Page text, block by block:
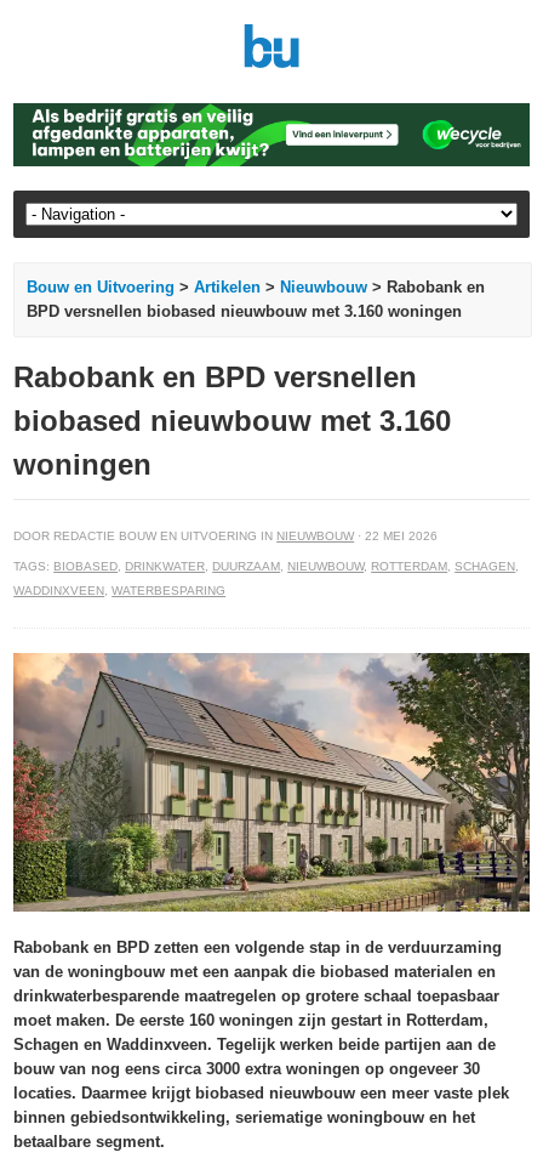
Bouw en Uitvoering >Artikelen > Nieuwbouw > Rabobank en
BPD versnellen biobased nieuwbouw met 3.160 woningen
Rabobank en BPD versnellen
biobased nieuwbouw met 3.160
woningen
DOOR REDACTIE BOUW EN UITVOERING IN NIEUWBOUW· 22 MEI 2026
TAGS: BIOBASED, DRINKWATER, DUURZAAM, NIEUWBOUW, ROTTERDAM,SCHAGEN,
WADDINXVEEN,WATERBESPARING
Rabobank en BPD zetten een volgende stap in de verduurzaming
van de woningbouw met een aanpak die biobased materialen en
drinkwaterbesparende maatregelen op grotere schaal toepasbaar
moet maken. De eerste 160 woningen zijn gestart in Rotterdam,
Schagen en Waddinxveen. Tegelijk werken beide partijen aan de
bouw van nog eens circa 3000 extra woningen op ongeveer 30
locaties. Daarmee krijgt biobased nieuwbouw een meer vaste plek
binnen gebiedsontwikkeling, seriematige woningbouw en het
betaalbare segment.